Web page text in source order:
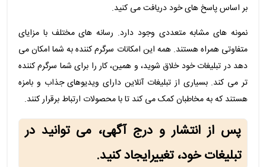
بر اساس پاسخ های خود دریافت می کنید.
نمونه های مشابه متعددی وجود دارد. رسانه های مختلف با مزایای
متفاوتی همراه هستند. همه این امکانات سرگرم کننده به شما امکان می
دهد در تبلیغات خود خلاق شوید، و همین، کار را برای شما سرگرم کننده
تر می کند. بسیاری از تبلیغات آنلاین دارای ویدیوهای جذاب و بامزه
هستند که به مخاطبان کمک می کند تا با محصولات ارتباط برقرار کنند.
پس از انتشار و درج آگهی، می توانید در
تبلیغات خود، تغییرایجاد کنید.